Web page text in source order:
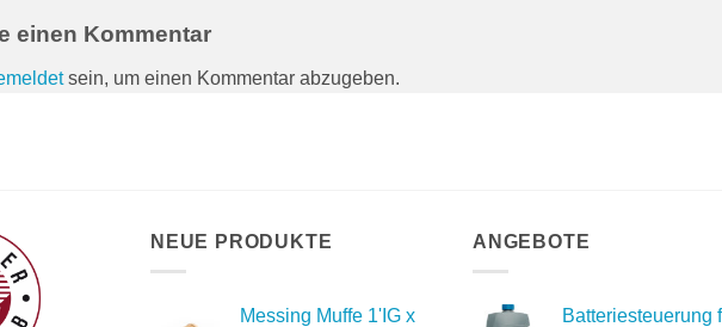
einen Kommentar
sein, um einen Kommentar abzugeben.
NEUE PRODUKTE
Messing Muffe 1'IG x
ANGEBOTE
Batteriesteuerung